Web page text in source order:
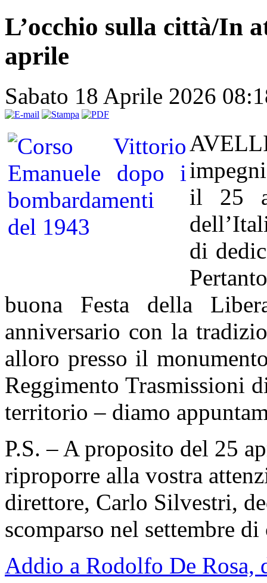
L’occhio sulla città/In
aprile
Sabato 18 Aprile 2026
il 25
di
buona Festa della
anniversario con la
alloro presso il
Reggimento Trasmissioni
territorio – diamo
P.S. – A proposito del 25
riproporre alla vostra
direttore, Carlo Silvestri,
scomparso nel settembre
Addio a Rodolfo De Rosa,